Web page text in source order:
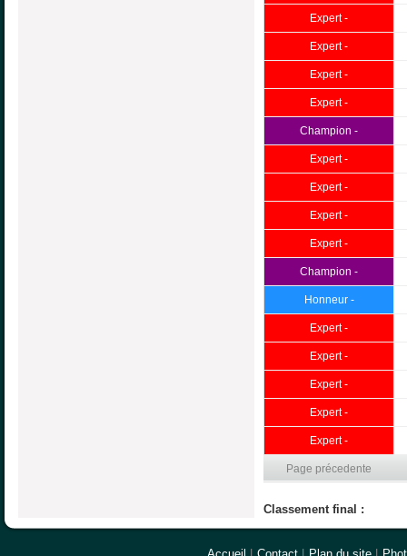
Expert -
Expert -
Expert -
Expert -
Champion -
Expert -
Expert -
Expert -
Expert -
Champion -
Honneur -
Expert -
Expert -
Expert -
Expert -
Expert -
Page précedente
Classement final :